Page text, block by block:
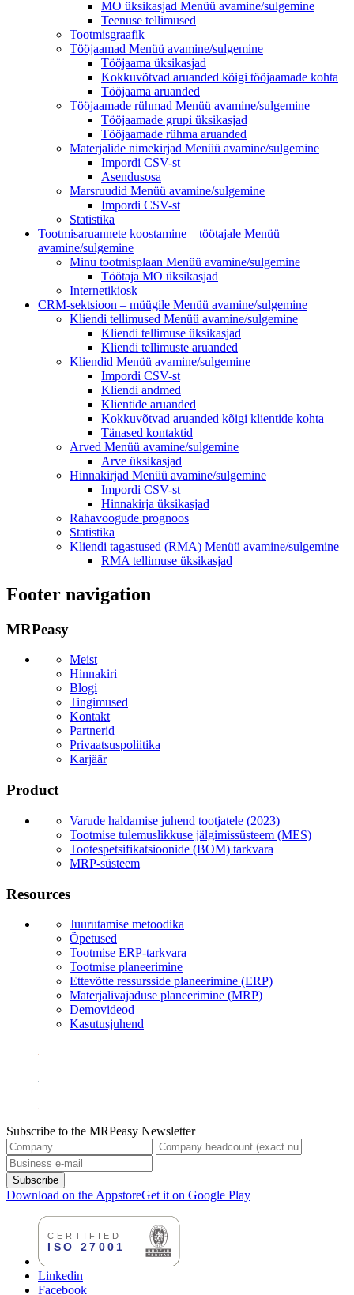
MO üksikasjad Menüü avamine/sulgemine
Teenuse tellimused
Tootmisgraafik
Tööjaamad Menüü avamine/sulgemine
Tööjaama üksikasjad
Kokkuvõtvad aruanded kõigi tööjaamade kohta
Tööjaama aruanded
Tööjaamade rühmad Menüü avamine/sulgemine
Tööjaamade grupi üksikasjad
Tööjaamade rühma aruanded
Materjalide nimekirjad Menüü avamine/sulgemine
Impordi CSV-st
Asendusosa
Marsruudid Menüü avamine/sulgemine
Impordi CSV-st
Statistika
Tootmisaruannete koostamine – töötajale Menüü
avamine/sulgemine
Minu tootmisplaan Menüü avamine/sulgemine
Töötaja MO üksikasjad
Internetikiosk
CRM-sektsioon – müügile Menüü avamine/sulgemine
Kliendi tellimused Menüü avamine/sulgemine
Kliendi tellimuse üksikasjad
Kliendi tellimuste aruanded
Kliendid Menüü avamine/sulgemine
Impordi CSV-st
Kliendi andmed
Klientide aruanded
Kokkuvõtvad aruanded kõigi klientide kohta
Tänased kontaktid
Arved Menüü avamine/sulgemine
Arve üksikasjad
Hinnakirjad Menüü avamine/sulgemine
Impordi CSV-st
Hinnakirja üksikasjad
Rahavoogude prognoos
Statistika
Kliendi tagastused (RMA) Menüü avamine/sulgemine
RMA tellimuse üksikasjad
Footer navigation
MRPeasy
Meist
Hinnakiri
Blogi
Tingimused
Kontakt
Partnerid
Privaatsuspoliitika
Karjäär
Product
Varude haldamise juhend tootjatele (2023)
Tootmise tulemuslikkuse jälgimissüsteem (MES)
Tootespetsifikatsioonide (BOM) tarkvara
MRP-süsteem
Resources
Juurutamise metoodika
Õpetused
Tootmise ERP-tarkvara
Tootmise planeerimine
Ettevõtte ressursside planeerimine (ERP)
Materjalivajaduse planeerimine (MRP)
Demovideod
Kasutusjuhend
Subscribe to the MRPeasy Newsletter
Subscribe
Download on the AppstoreGet it on Google Play
Linkedin
Facebook